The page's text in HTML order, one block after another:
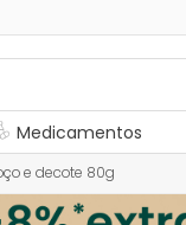
Medicamentos
e decote 80g